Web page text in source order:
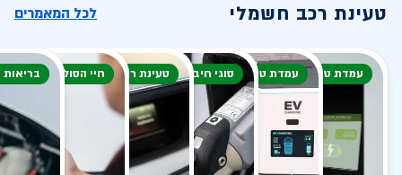
טעינת רכב חשמלי לכל המאמרים
עמדת טעינה עמדת טעינה סוגי חיבור טעינת רכב חשמליחיי הסוללה